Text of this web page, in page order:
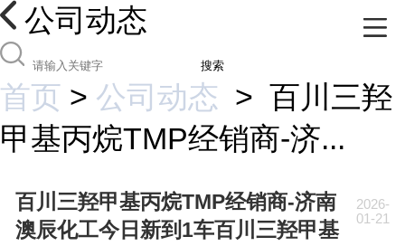
公司动态
搜索
首页 > 公司动态 > 百川三羟
甲基丙烷TMP经销商-济...
百川三羟甲基丙烷TMP经销商-济南
澳辰化工今日新到1车百川三羟甲基
2026-
01-21